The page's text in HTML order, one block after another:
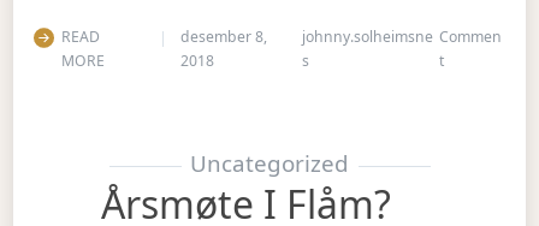
READ
MORE
desember 8,
2018
johnny.solheimsne
s
Commen
ton Julebordet
Uncategorized
Årsmøte I Flåm?